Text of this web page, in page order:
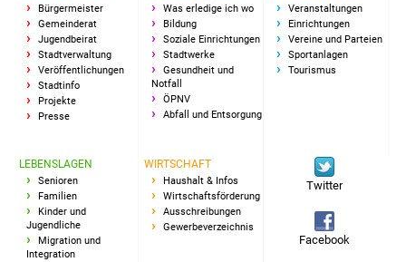
Bürgermeister
Gemeinderat
Jugendbeirat
Stadtverwaltung
Veröffentlichungen
Stadtinfo
Projekte
Presse
Was erledige ich wo
Bildung
Soziale Einrichtungen
Stadtwerke
Gesundheit und
Notfall
ÖPNV
Abfall und Entsorgung
Veranstaltungen
Einrichtungen
Vereine und Parteien
Sportanlagen
Tourismus
LEBENSLAGEN
Senioren
Familien
Kinder und
Jugendliche
Migration und
Integration
WIRTSCHAFT
Haushalt & Infos
Wirtschaftsförderung
Ausschreibungen
Gewerbeverzeichnis
Twitter
Facebook